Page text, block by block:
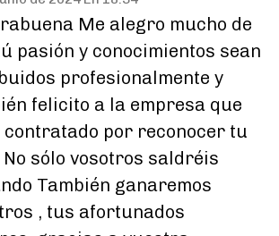
Me alegro mucho de
pasión y conocimientos sean
profesionalmente y
felicito a la empresa que
contratado por reconocer tu
sólo vosotros saldréis
También ganaremos
, tus afortunados